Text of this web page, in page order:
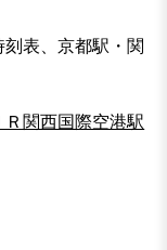
表、京都駅・関
関西国際空港駅